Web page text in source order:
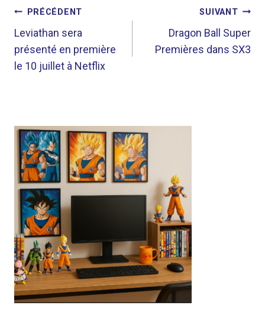
NAVIGATION
DE
L’ARTICLE
PRÉCÉDENT
Leviathan sera
présenté en première
le 10 juillet à Netflix
SUIVANT
Dragon Ball Super
Premières dans SX3